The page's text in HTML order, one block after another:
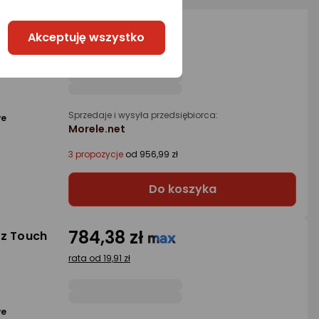
872,02 zł
Sprzedaje i wysyła przedsiębiorca:
Morele.net
3 propozycje od 956,99 zł
Do koszyka
Touch 784,38 zł
rata od 19,91 zł
Akceptuję wszystko